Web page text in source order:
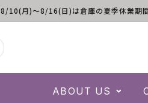
8/10(月)～8/16(日)は倉庫の夏季休業期
ABOUT US